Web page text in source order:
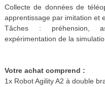
Collecte de données de
apprentissage par imitation et
Tâches : préhension,
expérimentation de la
Votre achat comprend :
1x Robot Agility A2 à double